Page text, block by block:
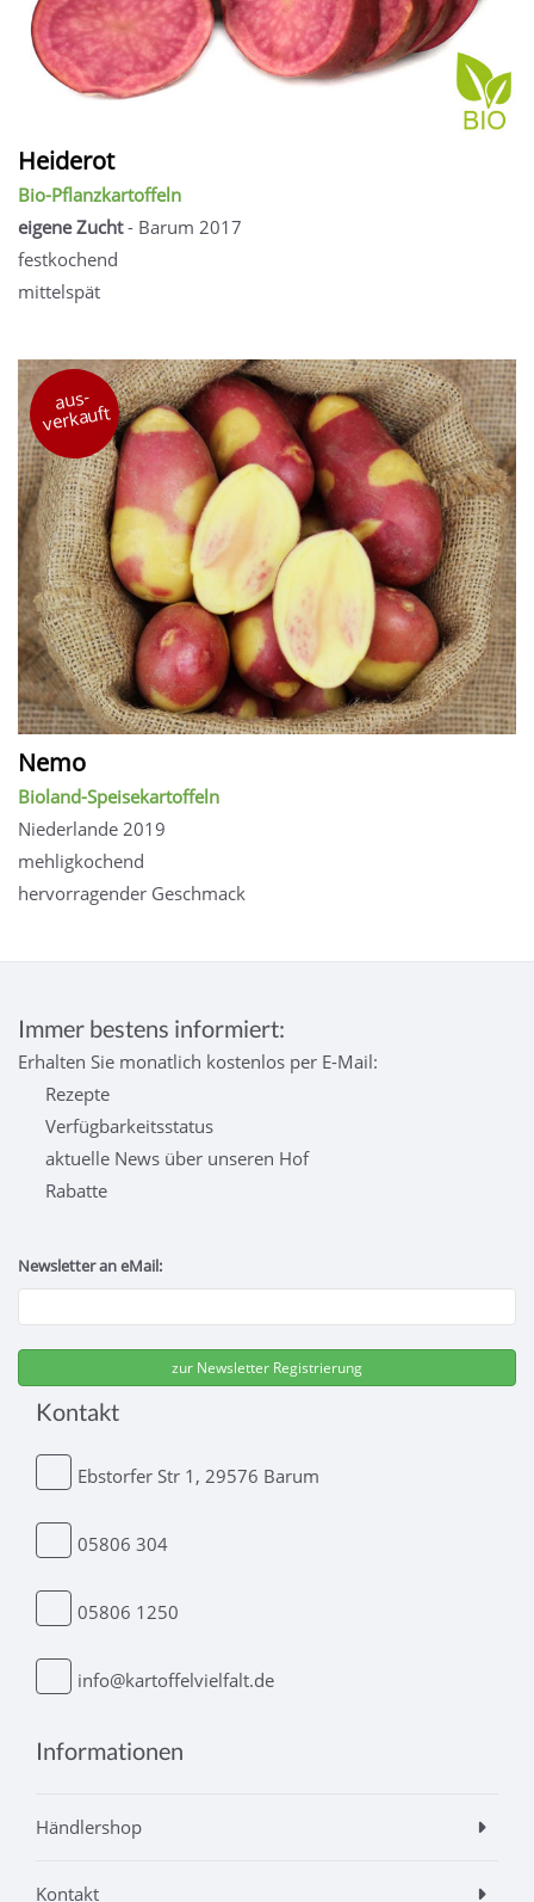
Heiderot
Bio-Pflanzkartoffeln
eigene Zucht- Barum 2017
festkochend
mittelspät
aus-
verkauft
Nemo
Bioland-Speisekartoffeln
Niederlande 2019
mehligkochend
hervorragender Geschmack
Immer bestens informiert:
Erhalten Sie monatlich kostenlos per E-Mail:
Rezepte
Verfügbarkeitsstatus
aktuelle News über unseren Hof
Rabatte
Newsletter an eMail:
Kontakt
Ebstorfer Str 1, 29576 Barum
05806 304
05806 1250
info@kartoffelvielfalt.de
Informationen
Händlershop
Kontakt